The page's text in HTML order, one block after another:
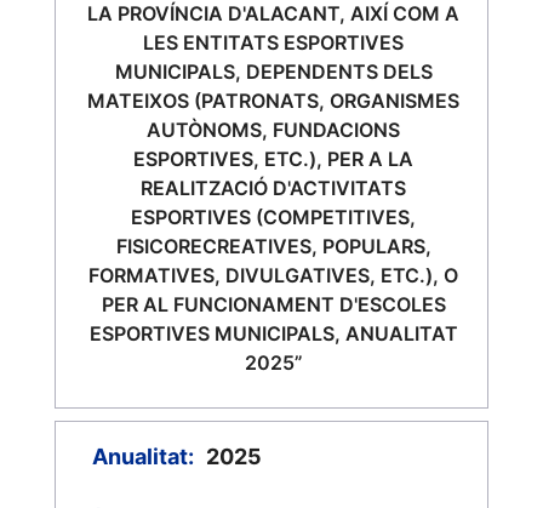
LA PROVÍNCIA D'ALACANT, AIXÍ COM A
LES ENTITATS ESPORTIVES
MUNICIPALS, DEPENDENTS DELS
MATEIXOS (PATRONATS, ORGANISMES
AUTÒNOMS, FUNDACIONS
ESPORTIVES, ETC.), PER A LA
REALITZACIÓ D'ACTIVITATS
ESPORTIVES (COMPETITIVES,
FISICORECREATIVES, POPULARS,
FORMATIVES, DIVULGATIVES, ETC.), O
PER AL FUNCIONAMENT D'ESCOLES
ESPORTIVES MUNICIPALS, ANUALITAT
2025”
Anualitat: 2025